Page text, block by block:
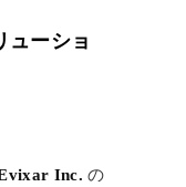
ューショ
Inc. の